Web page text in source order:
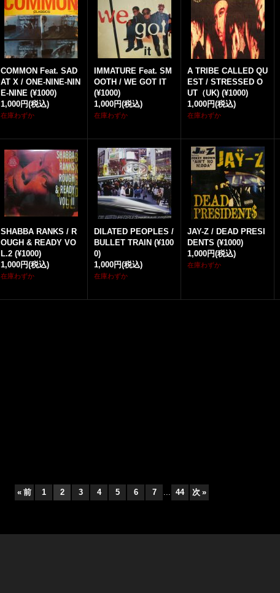
COMMON Feat. SAD
AT X / ONE-NINE-NIN
E-NINE (¥1000)
1,000円(税込)
在庫わずか
IMMATURE Feat. SM
OOTH / WE GOT IT
(¥1000)
1,000円(税込)
在庫わずか
A TRIBE CALLED QU
EST / STRESSED O
UT（UK) (¥1000)
1,000円(税込)
在庫わずか
SHABBA RANKS / R
OUGH & READY VO
L.2 (¥1000)
1,000円(税込)
在庫わずか
DILATED PEOPLES /
BULLET TRAIN (¥100
0)
1,000円(税込)
在庫わずか
JAY-Z / DEAD PRESI
DENTS (¥1000)
1,000円(税込)
在庫わずか
« 前 1 2 3 4 5 6 7 ... 44 次 »